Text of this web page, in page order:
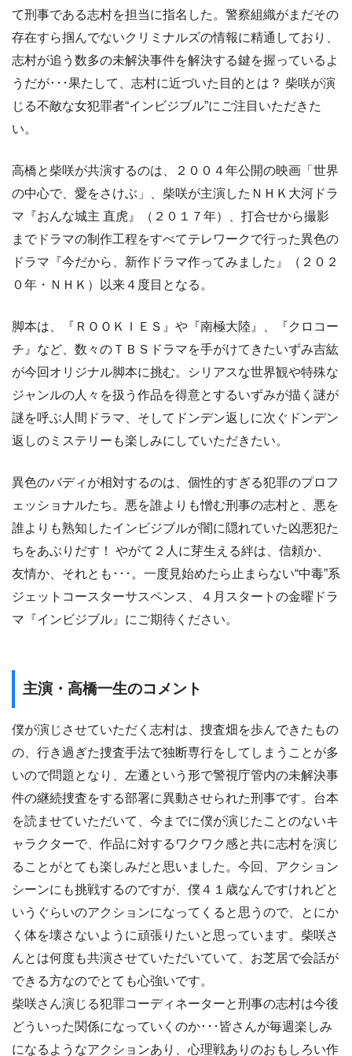
て刑事である志村を担当に指名した。警察組織がまだその
存在すら掴んでないクリミナルズの情報に精通しており、
志村が追う数多の未解決事件を解決する鍵を握っているよ
うだが･･･果たして、志村に近づいた目的とは？ 柴咲が演
じる不敵な女犯罪者“インビジブル”にご注目いただきた
い。
高橋と柴咲が共演するのは、２００４年公開の映画「世界
の中心で、愛をさけぶ」、柴咲が主演したＮＨＫ大河ドラ
マ『おんな城主 直虎』（２０１７年）、打合せから撮影
までドラマの制作工程をすべてテレワークで行った異色の
ドラマ『今だから、新作ドラマ作ってみました』（２０２
０年・ＮＨＫ）以来４度目となる。
脚本は、『ＲＯＯＫＩＥＳ』や『南極大陸』、『クロコー
チ』など、数々のＴＢＳドラマを手がけてきたいずみ吉紘
が今回オリジナル脚本に挑む。シリアスな世界観や特殊な
ジャンルの人々を扱う作品を得意とするいずみが描く謎が
謎を呼ぶ人間ドラマ、そしてドンデン返しに次ぐドンデン
返しのミステリーも楽しみにしていただきたい。
異色のバディが相対するのは、個性的すぎる犯罪のプロフ
ェッショナルたち。悪を誰よりも憎む刑事の志村と、悪を
誰よりも熟知したインビジブルが闇に隠れていた凶悪犯た
ちをあぶりだす！ やがて２人に芽生える絆は、信頼か、
友情か、それとも･･･。一度見始めたら止まらない“中毒”系
ジェットコースターサスペンス、４月スタートの金曜ドラ
マ『インビジブル』にご期待ください。
主演・高橋一生のコメント
僕が演じさせていただく志村は、捜査畑を歩んできたもの
の、行き過ぎた捜査手法で独断専行をしてしまうことが多
いので問題となり、左遷という形で警視庁管内の未解決事
件の継続捜査をする部署に異動させられた刑事です。台本
を読ませていただいて、今までに僕が演じたことのないキ
ャラクターで、作品に対するワクワク感と共に志村を演じ
ることがとても楽しみだと思いました。今回、アクション
シーンにも挑戦するのですが、僕４１歳なんですけれどと
いうぐらいのアクションになってくると思うので、とにか
く体を壊さないように頑張りたいと思っています。柴咲さ
んとは何度も共演させていただいていて、お芝居で会話が
できる方なのでとても心強いです。
柴咲さん演じる犯罪コーディネーターと刑事の志村は今後
どういった関係になっていくのか･･･皆さんが毎週楽しみ
になるようなアクションあり、心理戦ありのおもしろい作